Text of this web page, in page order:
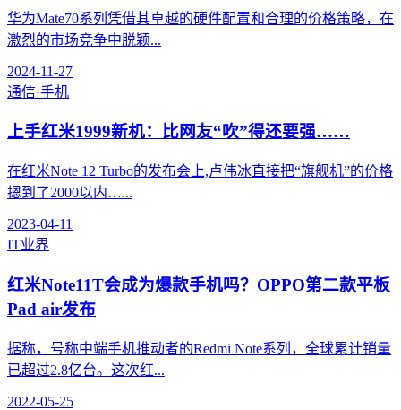
华为Mate70系列凭借其卓越的硬件配置和合理的价格策略，在
激烈的市场竞争中脱颖...
2024-11-27
通信·手机
上手红米1999新机：比网友“吹”得还要强……
在红米Note 12 Turbo的发布会上,卢伟冰直接把“旗舰机”的价格
摁到了2000以内…...
2023-04-11
IT业界
红米Note11T会成为爆款手机吗？OPPO第二款平板
Pad air发布
据称，号称中端手机推动者的Redmi Note系列，全球累计销量
已超过2.8亿台。这次红...
2022-05-25